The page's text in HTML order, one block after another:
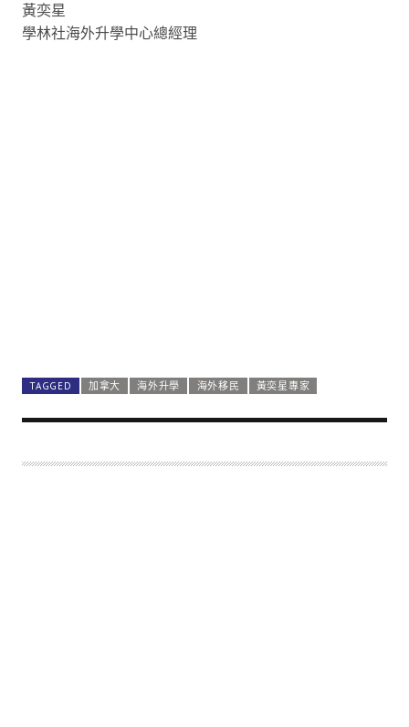
黃奕星
學林社海外升學中心總經理
TAGGED 加拿大 海外升學 海外移民 黃奕星專家